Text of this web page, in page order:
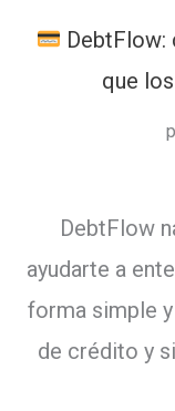
DebtFlow:
que
DebtFlow
ayudarte a
forma simple
de crédito y